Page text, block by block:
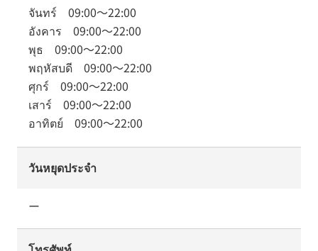
จันทร์ 09:00～22:00
อังคาร 09:00～22:00
พุธ 09:00～22:00
พฤหัสบดี 09:00～22:00
ศุกร์ 09:00～22:00
เสาร์ 09:00～22:00
อาทิตย์ 09:00～22:00
วันหยุดประจำ
ー